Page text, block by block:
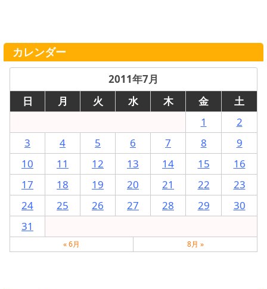
カレンダー
2011年7月
日
月 火 水 木 金
土
1
2
3
4 5 6 7 8
9
10
11 12 13 14 15
16
17
18 19 20 21 22
23
24
25 26 27 28 29
30
31
« 6月 8月 »